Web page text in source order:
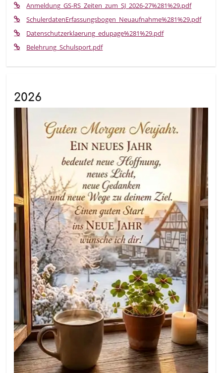
Anmeldung_GS-RS_Zeiten_zum_SJ_2026-27%281%29.pdf
SchulerdatenErfassungsbogen_Neuaufnahme%281%29.pdf
Datenschutzerklaerung_edupage%281%29.pdf
Belehrung_Schulsport.pdf
2026